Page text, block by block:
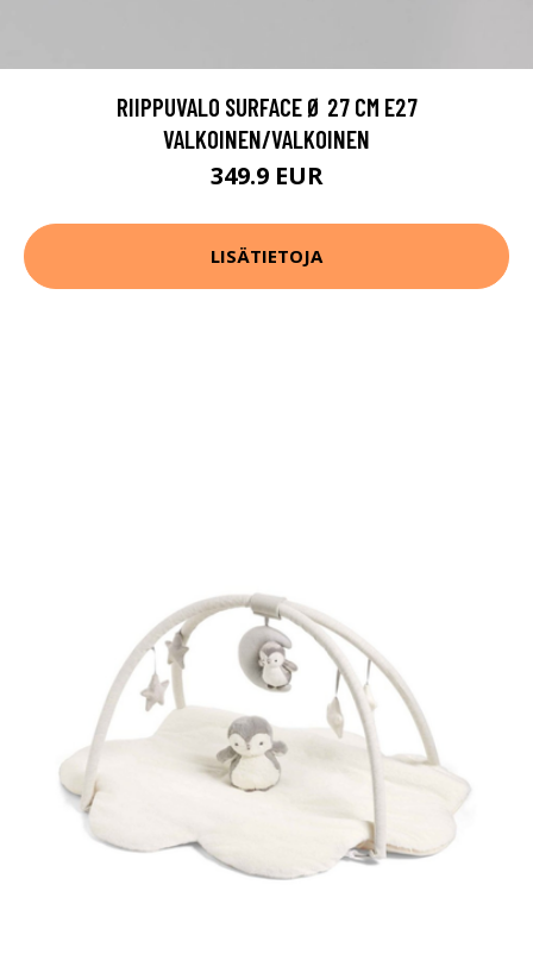
RIIPPUVALO SURFACE Ø 27 CM E27
VALKOINEN/VALKOINEN
349.9 EUR
LISÄTIETOJA